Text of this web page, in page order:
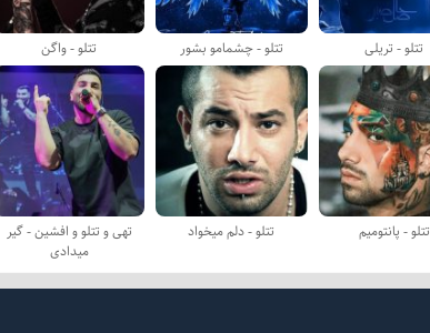
تتلو - تریلی تتلو - چشمامو بشور تتلو - واگن
تتلو - پانتومیم تتلو - دلم میخواد
تهی و تتلو و افشین - گیر
میدادی